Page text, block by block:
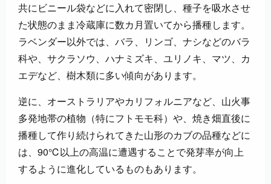
共にビニール袋などに入れて密閉し、種子を吸水させ
た状態のまま冷蔵庫に数カ月置いてから播種します。
ラベンダー以外では、バラ、リンゴ、ナシなどのバラ
科や、サクラソウ、ハナミズキ、ユリノキ、マツ、カ
エデなど、樹木類に多い傾向があります。
逆に、オーストラリアやカリフォルニアなど、山火事
多発地帯の植物（特にフトモモ科）や、焼き畑直後に
播種して作り続けられてきた山形のカブの品種などに
は、90℃以上の高温に遭遇することで発芽率が向上
するように進化しているものもあります。